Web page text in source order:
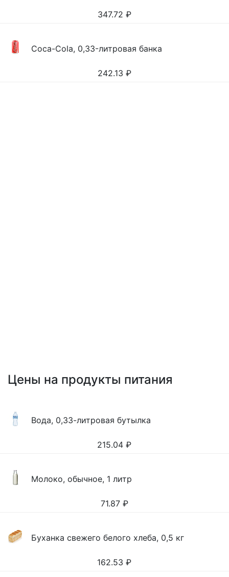
347.72 ₽
Coca-Cola, 0,33-литровая банка
242.13 ₽
Цены на продукты питания
Вода, 0,33-литровая бутылка
215.04 ₽
Молоко, обычное, 1 литр
71.87 ₽
Буханка свежего белого хлеба, 0,5 кг
162.53 ₽